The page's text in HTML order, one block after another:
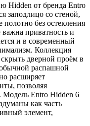
Hidden от бренда Entro
заподлицо со стеной,
без остекления
важна приватность и
и в современный
Коллекция
скрыть дверной проём в
распашной
расширяет
позволяя
Модель Entro Hidden 6
как часть
элемент,